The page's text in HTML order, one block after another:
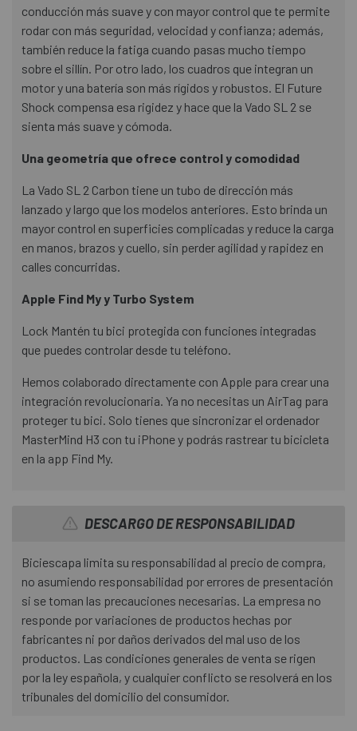
conducción más suave y con mayor control que te permite
rodar con más seguridad, velocidad y confianza; además,
también reduce la fatiga cuando pasas mucho tiempo
sobre el sillín. Por otro lado, los cuadros que integran un
motor y una batería son más rígidos y robustos. El Future
Shock compensa esa rigidez y hace que la Vado SL 2 se
sienta más suave y cómoda.
Una geometría que ofrece control y comodidad
La Vado SL 2 Carbon tiene un tubo de dirección más
lanzado y largo que los modelos anteriores. Esto brinda un
mayor control en superficies complicadas y reduce la carga
en manos, brazos y cuello, sin perder agilidad y rapidez en
calles concurridas.
Apple Find My y Turbo System
Lock Mantén tu bici protegida con funciones integradas
que puedes controlar desde tu teléfono.
Hemos colaborado directamente con Apple para crear una
integración revolucionaria. Ya no necesitas un AirTag para
proteger tu bici. Solo tienes que sincronizar el ordenador
MasterMind H3 con tu iPhone y podrás rastrear tu bicicleta
en la app Find My.
DESCARGO DE RESPONSABILIDAD
Biciescapa limita su responsabilidad al precio de compra,
no asumiendo responsabilidad por errores de presentación
si se toman las precauciones necesarias. La empresa no
responde por variaciones de productos hechas por
fabricantes ni por daños derivados del mal uso de los
productos. Las condiciones generales de venta se rigen
por la ley española, y cualquier conflicto se resolverá en los
tribunales del domicilio del consumidor.